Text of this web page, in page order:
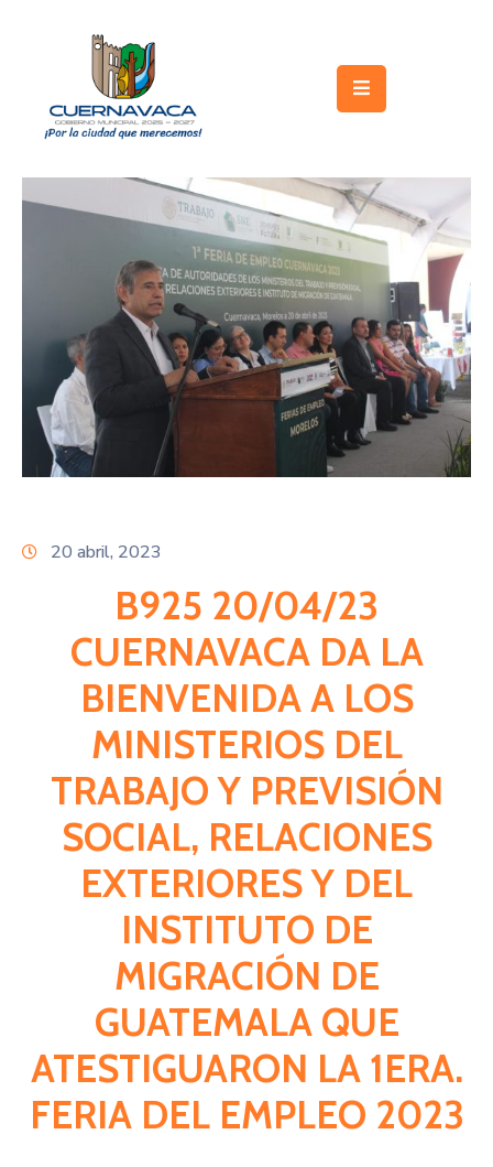
Gobierno
Turismo
Licitaciones
Transparencia
Directorio
20 abril, 2023
B925 20/04/23
CUERNAVACA DA LA
BIENVENIDA A LOS
MINISTERIOS DEL
TRABAJO Y PREVISIÓN
SOCIAL, RELACIONES
EXTERIORES Y DEL
INSTITUTO DE
MIGRACIÓN DE
GUATEMALA QUE
ATESTIGUARON LA 1ERA.
FERIA DEL EMPLEO 2023